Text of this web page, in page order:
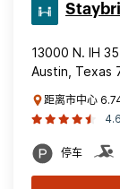
13000 N. IH
Austin, Texas
距离市中心
停车